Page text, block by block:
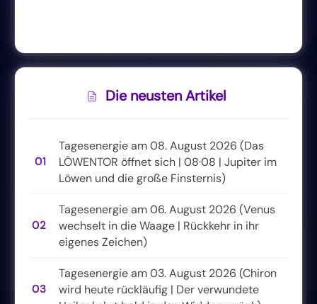
Die neusten Artikel
01
Tagesenergie am 08. August 2026 (Das
LÖWENTOR öffnet sich | 08·08 | Jupiter im
Löwen und die große Finsternis)
02
Tagesenergie am 06. August 2026 (Venus
wechselt in die Waage | Rückkehr in ihr
eigenes Zeichen)
03
Tagesenergie am 03. August 2026 (Chiron
wird heute rückläufig | Der verwundete